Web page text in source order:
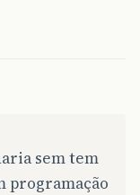
sem tem
programação